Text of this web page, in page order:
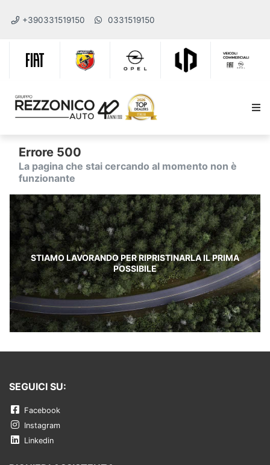
+390331519150 0331519150
Errore 500
La pagina che stai cercando al momento non è
funzionante
STIAMO LAVORANDO PER RIPRISTINARLA IL PRIMA
POSSIBILE
SEGUICI SU:
Facebook
Instagram
Linkedin